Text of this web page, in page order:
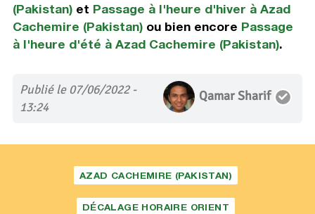
(Pakistan)et Passage à l'heure d'hiver à Azad
Cachemire (Pakistan)ou bien encore Passage
à l'heure d'été à Azad Cachemire (Pakistan).
Publié le 07/06/2022 -
13:24
Qamar Sharif
AZAD CACHEMIRE (PAKISTAN)
DÉCALAGE HORAIRE ORIENT